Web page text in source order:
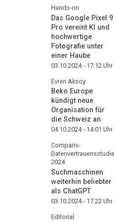
Hands-on
Das Google Pixel 9
Pro vereint KI und
hochwertige
Fotografie unter
einer Haube
03.10.2024 - 17:12 Uhr
Evren Aksoy
Beko Europe
kündigt neue
Organisation für
die Schweiz an
04.10.2024 - 14:01 Uhr
Comparis-
Datenvertrauensstudie
2024
Suchmaschinen
weiterhin beliebter
als ChatGPT
03.10.2024 - 17:22 Uhr
Editorial